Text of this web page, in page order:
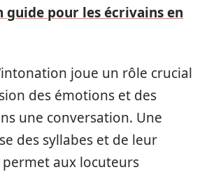
guide pour les écrivains en
joue un rôle crucial
des émotions et des
une conversation. Une
des syllabes et de leur
aux locuteurs